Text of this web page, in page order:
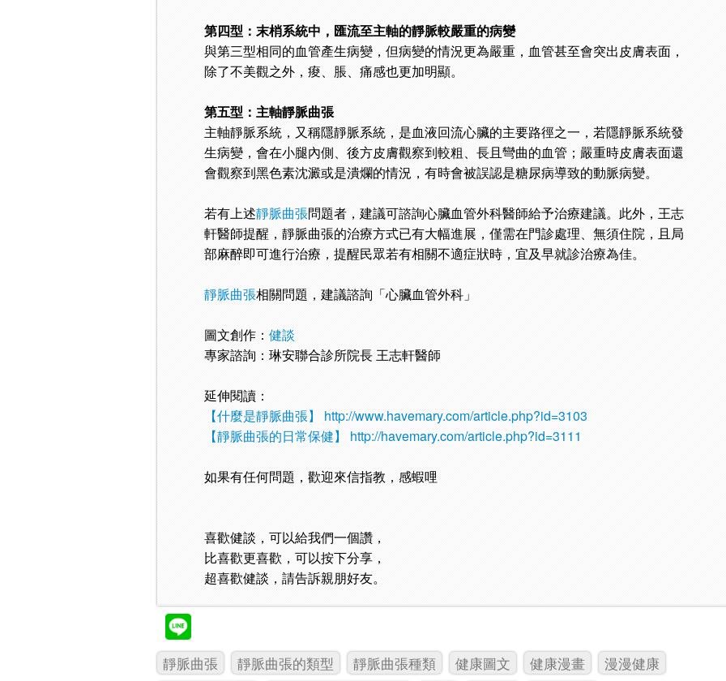
第四型：末梢系統中，匯流至主軸的靜脈較嚴重的病變
與第三型相同的血管產生病變，但病變的情況更為嚴重，血管甚至會突出皮膚表面，
除了不美觀之外，痠、脹、痛感也更加明顯。
第五型：主軸靜脈曲張
主軸靜脈系統，又稱隱靜脈系統，是血液回流心臟的主要路徑之一，若隱靜脈系統發
生病變，會在小腿內側、後方皮膚觀察到較粗、長且彎曲的血管；嚴重時皮膚表面還
會觀察到黑色素沈澱或是潰爛的情況，有時會被誤認是糖尿病導致的動脈病變。
若有上述靜脈曲張問題者，建議可諮詢心臟血管外科醫師給予治療建議。此外，王志
軒醫師提醒，靜脈曲張的治療方式已有大幅進展，僅需在門診處理、無須住院，且局
部麻醉即可進行治療，提醒民眾若有相關不適症狀時，宜及早就診治療為佳。
靜脈曲張相關問題，建議諮詢「心臟血管外科」
圖文創作：健談
專家諮詢：琳安聯合診所院長 王志軒醫師
延伸閱讀：
【什麼是靜脈曲張】
http://www.havemary.com/article.php?id=3103
【靜脈曲張的日常保健】
http://havemary.com/article.php?id=3111
如果有任何問題，歡迎來信指教，感蝦哩
喜歡健談，可以給我們一個讚，
比喜歡更喜歡，可以按下分享，
超喜歡健談，請告訴親朋好友。
靜脈曲張 靜脈曲張的類型 靜脈曲張種類 健康圖文 健康漫畫 漫漫健康